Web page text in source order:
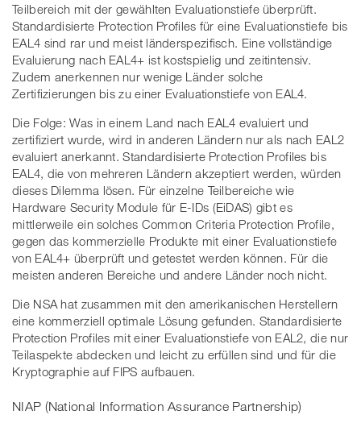
Teilbereich mit der gewählten Evaluationstiefe überprüft.
Standardisierte Protection Profiles für eine Evaluationstiefe bis
EAL4 sind rar und meist länderspezifisch. Eine vollständige
Evaluierung nach EAL4+ ist kostspielig und zeitintensiv.
Zudem anerkennen nur wenige Länder solche
Zertifizierungen bis zu einer Evaluationstiefe von EAL4.
Die Folge: Was in einem Land nach EAL4 evaluiert und
zertifiziert wurde, wird in anderen Ländern nur als nach EAL2
evaluiert anerkannt. Standardisierte Protection Profiles bis
EAL4, die von mehreren Ländern akzeptiert werden, würden
dieses Dilemma lösen. Für einzelne Teilbereiche wie
Hardware Security Module für E-IDs (EiDAS) gibt es
mittlerweile ein solches Common Criteria Protection Profile,
gegen das kommerzielle Produkte mit einer Evaluationstiefe
von EAL4+ überprüft und getestet werden können. Für die
meisten anderen Bereiche und andere Länder noch nicht.
Die NSA hat zusammen mit den amerikanischen Herstellern
eine kommerziell optimale Lösung gefunden. Standardisierte
Protection Profiles mit einer Evaluationstiefe von EAL2, die nur
Teilaspekte abdecken und leicht zu erfüllen sind und für die
Kryptographie auf FIPS aufbauen.
NIAP (National Information Assurance Partnership)